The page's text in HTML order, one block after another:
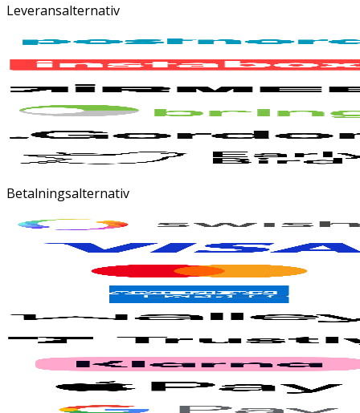
Leveransalternativ
Betalningsalternativ